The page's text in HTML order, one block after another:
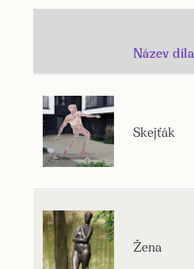
Název díla
Skejťák
Žena